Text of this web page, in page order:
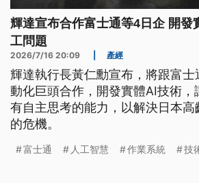
輝達宣布合作富士通等4日企 開發
工問題
2026/7/16 20:09 產經
輝達執行長黃仁勳宣布，將跟富士
動化巨頭合作，開發實體AI技術，
有自主思考的能力，以解決日本
的危機。
富士通 人工智慧 作業系統 技